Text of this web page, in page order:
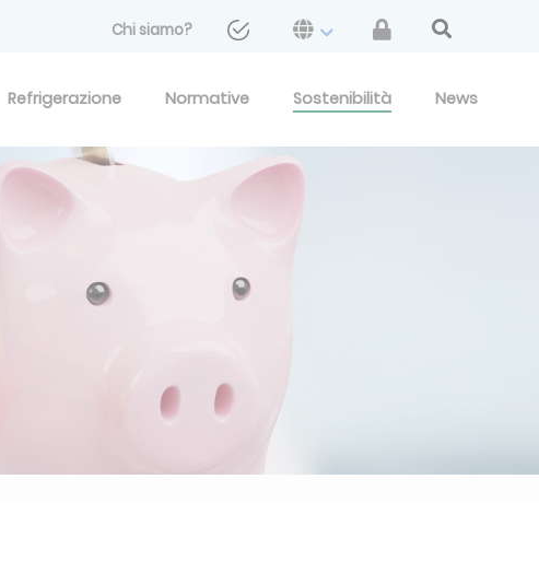
Chi siamo?
Refrigerazione Normative Sostenibilità News